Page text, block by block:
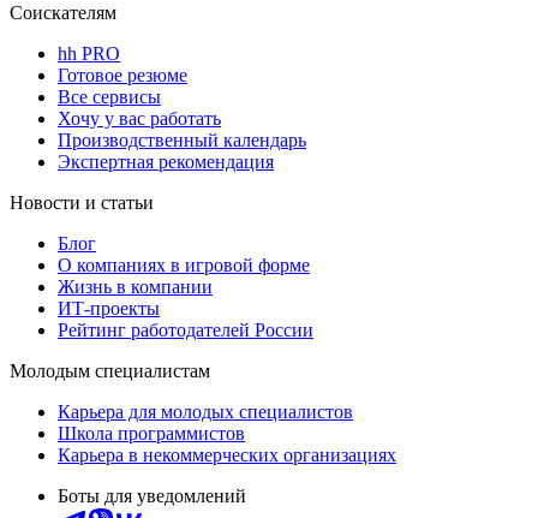
Соискателям
hh PRO
Готовое резюме
Все сервисы
Хочу у вас работать
Производственный календарь
Экспертная рекомендация
Новости и статьи
Блог
О компаниях в игровой форме
Жизнь в компании
ИТ-проекты
Рейтинг работодателей России
Молодым специалистам
Карьера для молодых специалистов
Школа программистов
Карьера в некоммерческих организациях
Боты для уведомлений